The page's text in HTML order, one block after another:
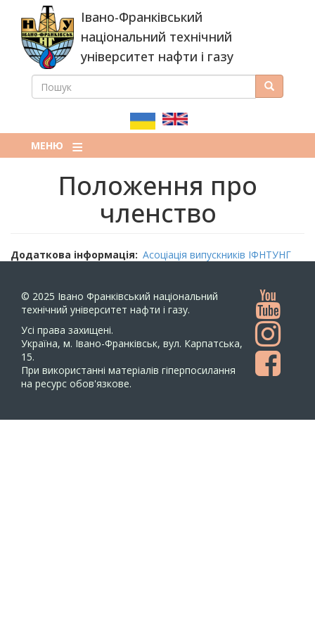
основного
вмісту
Івано-Франківський
національний технічний
університет нафти і газу
ПОШУКОВА
ПОШУК Пошук
МЕНЮ
Положення про
членство
Додаткова інформація Асоціація випускників ІФНТУНГ
© 2025 Івано Франківський національний
технічний університет нафти і газу.
Усi права захищенi.
Україна, м. Івано-Франківськ, вул. Карпатська,
15.
При використанні матеріалів гіперпосилання
на ресурс обов'язкове.